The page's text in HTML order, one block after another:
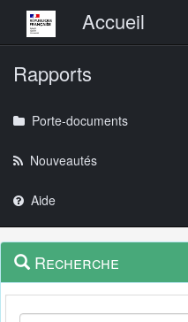
Menu principalAccueil
Rapports
Porte-documents
Nouveautés
Aide
Navigation
outils
Menu
contextuel
Recherche